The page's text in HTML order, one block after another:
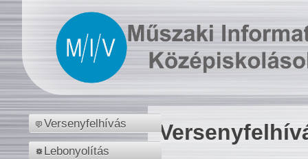
Versenyfelhívás
Lebonyolítás